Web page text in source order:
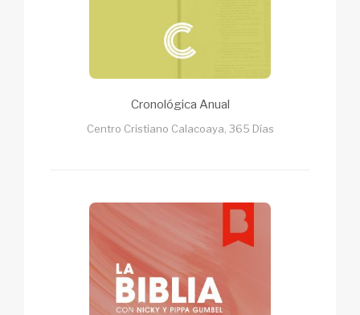
Cronológica Anual
Centro Cristiano Calacoaya, 365 Días